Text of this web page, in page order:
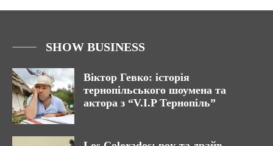
SHOW BUSINESS
Віктор Гевко: історія
тернопільського шоумена та
актора з “V.I.P Тернопіль”